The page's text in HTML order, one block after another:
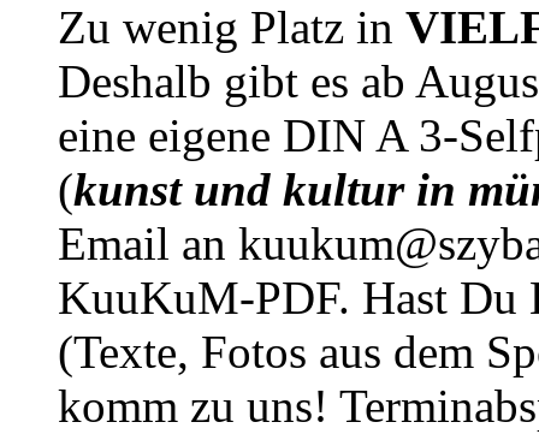
Zu wenig Platz in
Deshalb gibt es ab
eine eigene DIN A 3-
(kunst und kultur in
Email an
KuuKuM-PDF. Hast Du
(Texte, Fotos aus dem
komm zu uns!